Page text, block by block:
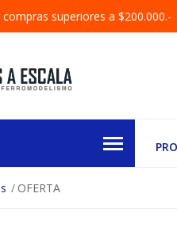
superiores a $200.000.-
OFERTA